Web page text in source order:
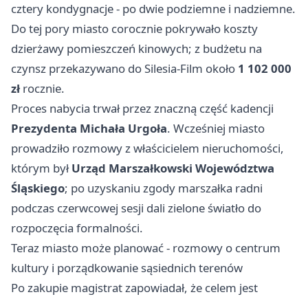
cztery kondygnacje - po dwie podziemne i nadziemne.
Do tej pory miasto corocznie pokrywało koszty
dzierżawy pomieszczeń kinowych; z budżetu na
czynsz przekazywano do Silesia-Film około 1 102 000
zł rocznie.
Proces nabycia trwał przez znaczną część kadencji
Prezydenta Michała Urgoła. Wcześniej miasto
prowadziło rozmowy z właścicielem nieruchomości,
którym byłUrząd Marszałkowski Województwa
Śląskiego; po uzyskaniu zgody marszałka radni
podczas czerwcowej sesji dali zielone światło do
rozpoczęcia formalności.
Teraz miasto może planować - rozmowy o centrum
kultury i porządkowanie sąsiednich terenów
Po zakupie magistrat zapowiadał, że celem jest